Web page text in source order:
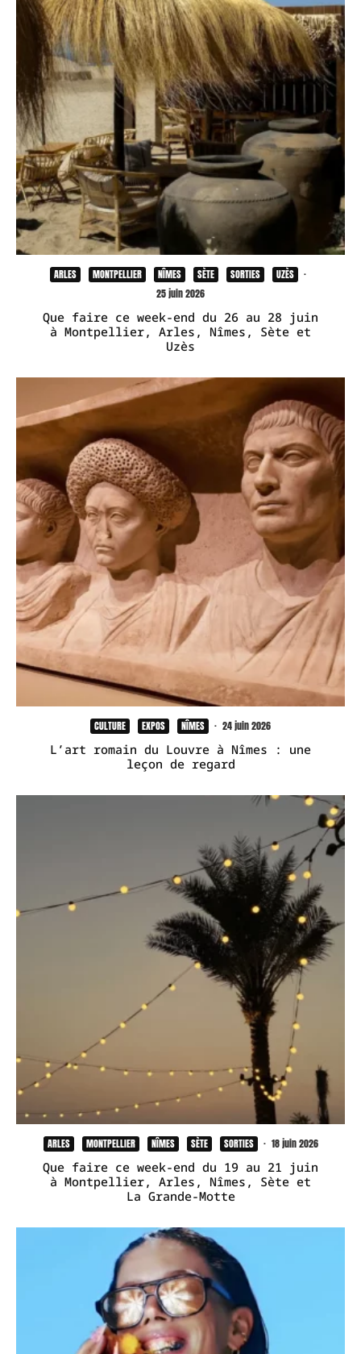
ARLES MONTPELLIER NÎMES SÈTE SORTIES UZÈS
·
25 juin 2026
Que faire ce week-end du 26 au 28 juin
à Montpellier, Arles, Nîmes, Sète et
Uzès
CULTURE EXPOS NÎMES · 24 juin 2026
L’art romain du Louvre à Nîmes : une
leçon de regard
ARLES MONTPELLIER NÎMES SÈTE SORTIES · 18 juin 2026
Que faire ce week-end du 19 au 21 juin
à Montpellier, Arles, Nîmes, Sète et
La Grande-Motte